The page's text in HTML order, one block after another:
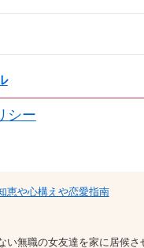
シー
恵や心構えや恋愛指南
い無職の女友達を家に居候さ